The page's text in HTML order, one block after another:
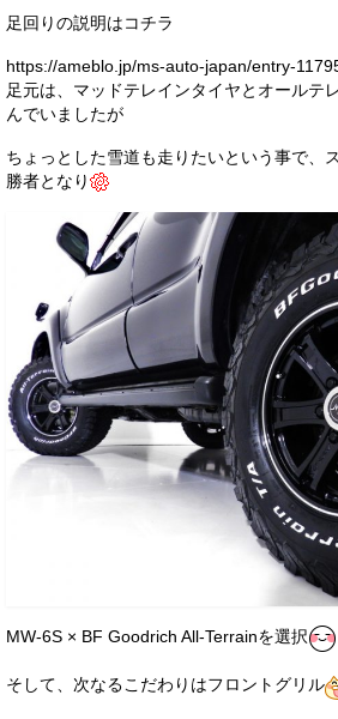
足回りの説明はコチラ
https://ameblo.jp/ms-auto-japan/entry-
足元は、マッドテレインタイヤとオールテ
んでいましたが
ちょっとした雪道も走りたいという事で、
勝者となり
MW-6S × BF Goodrich All-Terrainを選択
そして、次なるこだわりはフロントグリル